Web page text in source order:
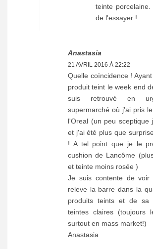
teinte
de l'essayer !
Anastasia
21 AVRIL 2016 À 22:22
Quelle coïncidence !
produit teint le week end
suis retrouvé en
supermarché où j'ai pris
l'Oreal (un peu sceptique
et j'ai été plus que
! A tel point que je le
cushion de Lancôme
et teinte moins rosée )
Je suis contente de voir
releve la barre dans la
produits teints et de sa
teintes claires (toujours
surtout en mass market!)
Anastasia